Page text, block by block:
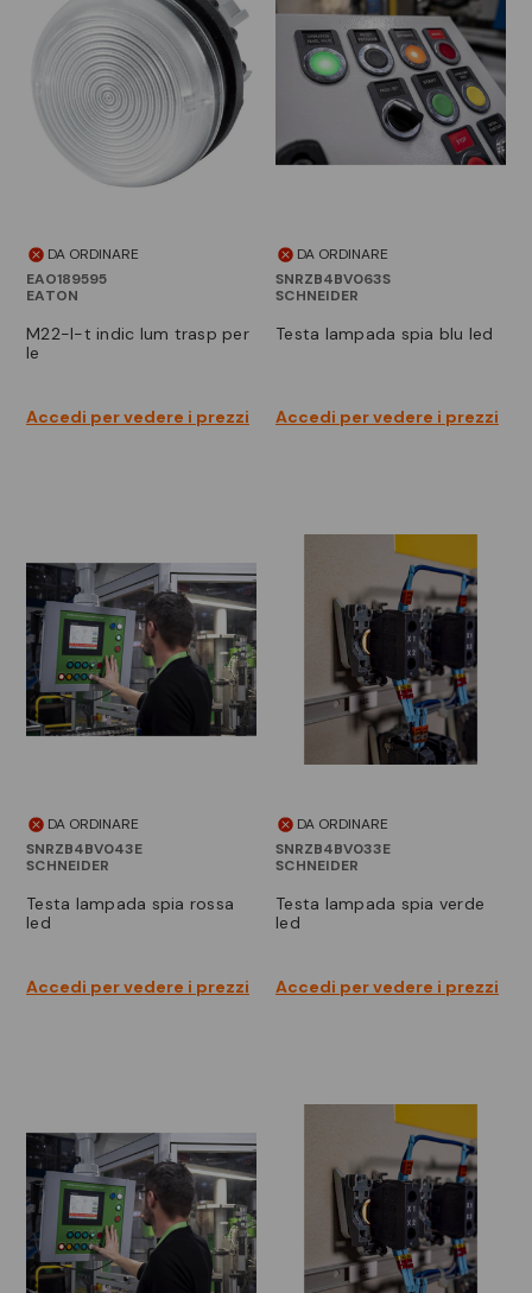
DA ORDINARE
EAO189595
EATON
m22-l-t indic lum trasp per
le
Accedi per vedere i prezzi
DA ORDINARE
SNRZB4BV063S
SCHNEIDER
testa lampada spia blu led
Accedi per vedere i prezzi
DA ORDINARE
SNRZB4BV043E
SCHNEIDER
testa lampada spia rossa
led
Accedi per vedere i prezzi
DA ORDINARE
SNRZB4BV033E
SCHNEIDER
testa lampada spia verde
led
Accedi per vedere i prezzi